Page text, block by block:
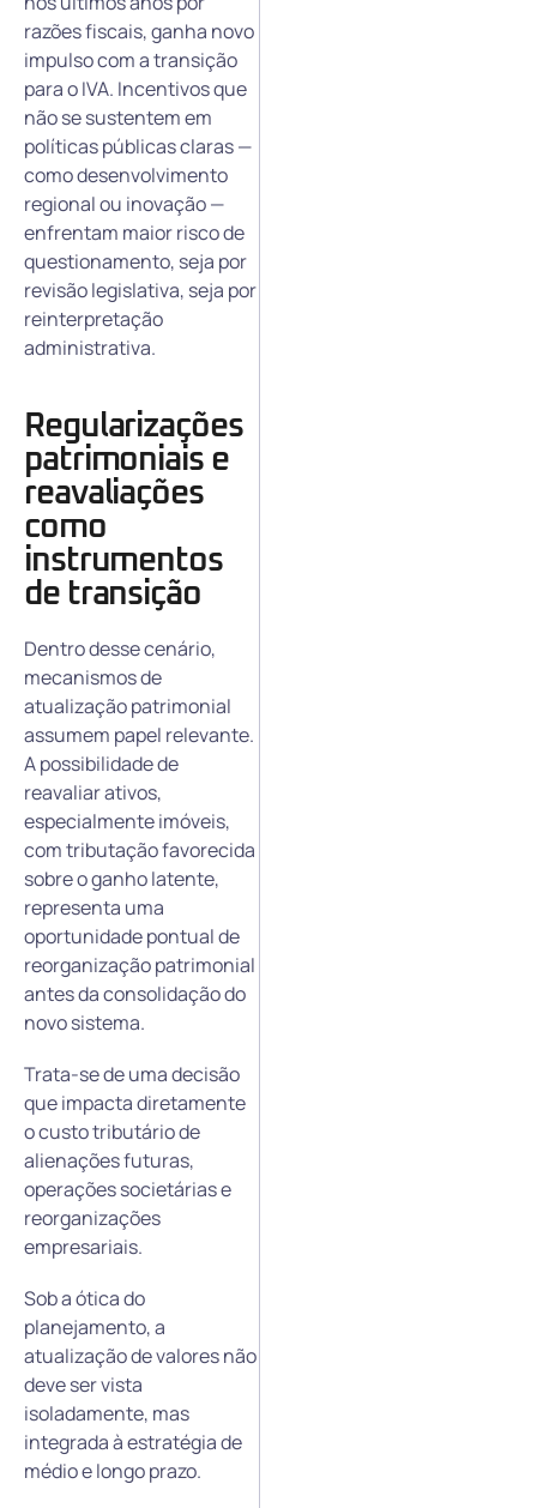
razões fiscais, ganha novo
impulso com a transição
para o IVA. Incentivos que
não se sustentem em
políticas públicas claras —
como desenvolvimento
regional ou inovação —
enfrentam maior risco de
questionamento, seja por
revisão legislativa, seja por
reinterpretação
administrativa.
Regularizações
patrimoniais e
reavaliações
como
instrumentos
de transição
Dentro desse cenário,
mecanismos de
atualização patrimonial
assumem papel relevante.
A possibilidade de
reavaliar ativos,
especialmente imóveis,
com tributação favorecida
sobre o ganho latente,
representa uma
oportunidade pontual de
reorganização patrimonial
antes da consolidação do
novo sistema.
Trata-se de uma decisão
que impacta diretamente
o custo tributário de
alienações futuras,
operações societárias e
reorganizações
empresariais.
Sob a ótica do
planejamento, a
atualização de valores não
deve ser vista
isoladamente, mas
integrada à estratégia de
médio e longo prazo.